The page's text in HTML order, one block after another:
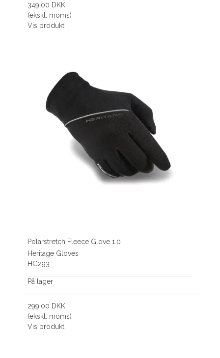
349,00 DKK
(ekskl. moms)
Vis produkt
Polarstretch Fleece Glove 1.0
Heritage Gloves
HG293
På lager
299,00 DKK
(ekskl. moms)
Vis produkt